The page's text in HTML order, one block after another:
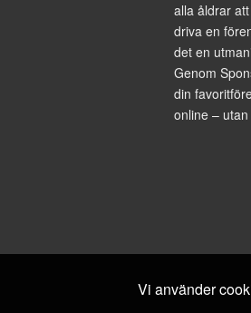
alla åldrar
driva en
det en
Genom
din
online –
Vi använder